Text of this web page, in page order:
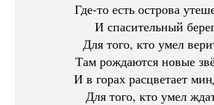
Где-то есть острова
И спасительный
Для того, кто умел
Там рождаются новые
И в горах расцветает
Для того, кто умел